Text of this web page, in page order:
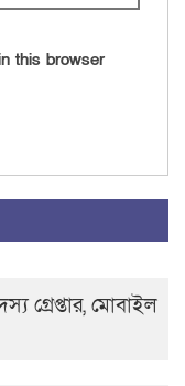
this browser
গ্রেপ্তার, মোবাইল